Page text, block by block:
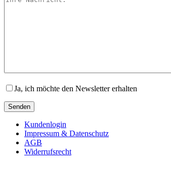
Ja, ich möchte den Newsletter erhalten
Kundenlogin
Impressum & Datenschutz
AGB
Widerrufsrecht